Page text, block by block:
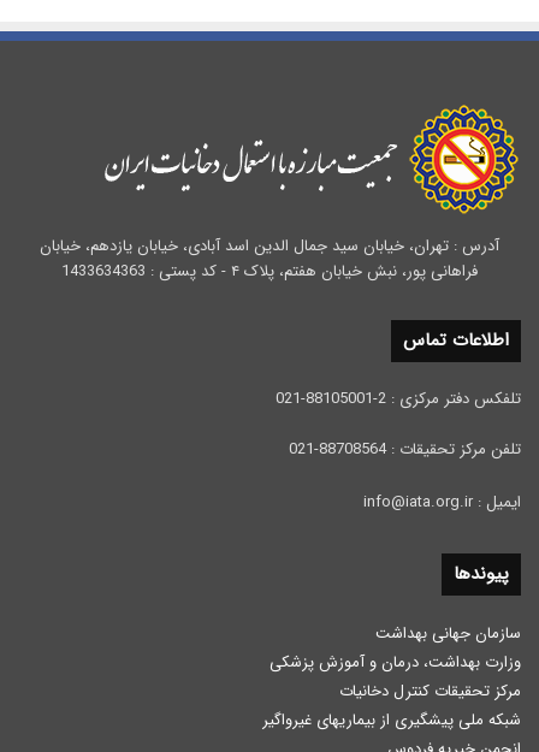
آدرس : تهران، خیابان سید جمال الدین اسد آبادی، خیابان یازدهم، خیابان
فراهانی پور، نبش خیابان هفتم، پلاک ۴ - کد پستی : 1433634363
اطلاعات تماس
تلفکس دفتر مرکزی : 2-88105001-021
تلفن مرکز تحقیقات : 88708564-021
ایمیل : info@iata.org.ir
پیوندها
سازمان جهانی بهداشت
وزارت بهداشت، درمان و آموزش پزشكی
مرکز تحقیقات کنترل دخانیات
شبکه ملی پیشگیری از بیماریهای غیرواگیر